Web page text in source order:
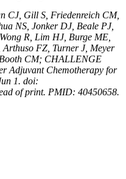
CJ, Gill S, Friedenreich CM,
NS, Jonker DJ, Beale PJ,
R, Lim HJ, Burge ME,
FZ, Turner J, Meyer
CM; CHALLENGE
Adjuvant Chemotherapy for
1. doi:
of print. PMID: 40450658.